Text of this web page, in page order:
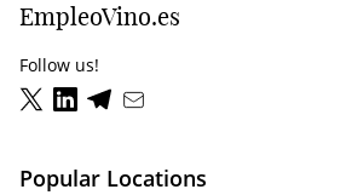
EmpleoVino.es
Follow us!
Popular Locations